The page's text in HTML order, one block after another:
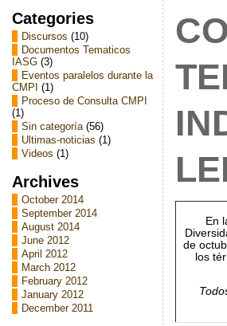
Categories
Discursos (10)
Documentos Tematicos
IASG(3)
Eventos paralelos durante la
CMPI (1)
Proceso de Consulta CMPI
(1)
Sin categoría(56)
Ultimas-noticias (1)
Videos (1)
Archives
October 2014
September 2014
August 2014
June 2012
April 2012
March 2012
February 2012
January 2012
December 2011
En
de
los